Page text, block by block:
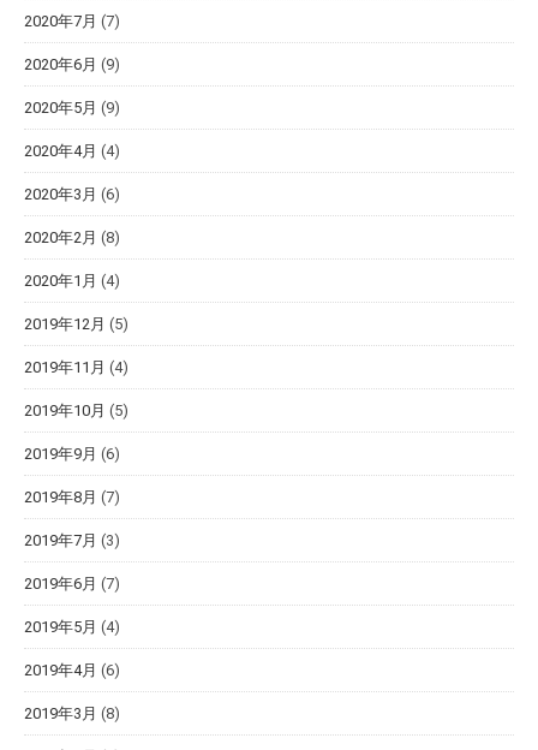
2020年7月 (7)
2020年6月 (9)
2020年5月 (9)
2020年4月 (4)
2020年3月 (6)
2020年2月 (8)
2020年1月 (4)
2019年12月 (5)
2019年11月 (4)
2019年10月 (5)
2019年9月 (6)
2019年8月 (7)
2019年7月 (3)
2019年6月 (7)
2019年5月 (4)
2019年4月 (6)
2019年3月 (8)